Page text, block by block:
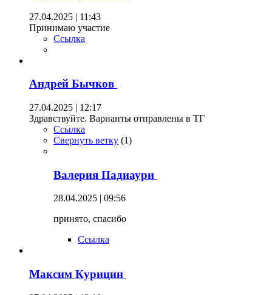
27.04.2025 | 11:43
Принимаю участие
Ссылка
Андрей Бычков
27.04.2025 | 12:17
Здравствуйте. Варианты отправлены в ТГ
Ссылка
Свернуть ветку (1)
Валерия Падиаури
28.04.2025 | 09:56
принято, спасибо
Ссылка
Максим Курицин